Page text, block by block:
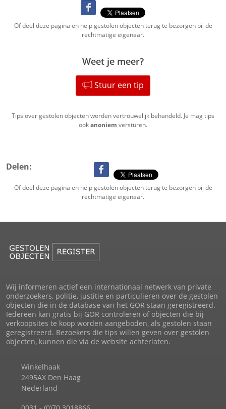
Of deel deze pagina en help gestolen objecten terug te bezorgen bij de
rechtmatige eigenaar.
Weet je meer?
Stuur een tip
Tips over gestolen objecten worden vertrouwelijk behandeld. Je mag tips
ookanoniem versturen.
Delen:
Of deel deze pagina en help gestolen objecten terug te bezorgen bij de
rechtmatige eigenaar.
Wij informeren actief een internationaal netwerk van private
onderzoekers, politie, justitie en particulieren over de gestolen
objecten die in de database van het GOR staan geregistreerd.
Iedereen kan gratis bij GOR controleren of objecten die bij
verkoopsites te koop worden aangeboden, als gestolen staan
geregistreerd. Bezoekers die tips willen geven over gestolen
objecten, kunnen die via de website achterlaten.
Winkelhaak
2495AX Den Haag
Nederland